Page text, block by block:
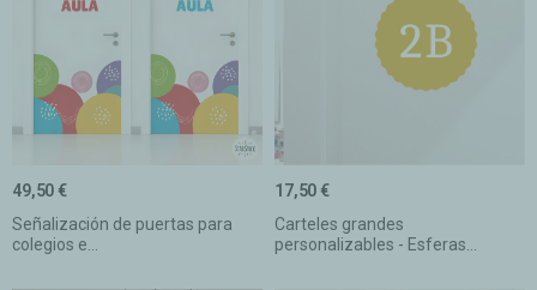
Señalización de puertas para
colegios e...
49,50 €
Carteles grandes
personalizables - Esferas...
17,50 €